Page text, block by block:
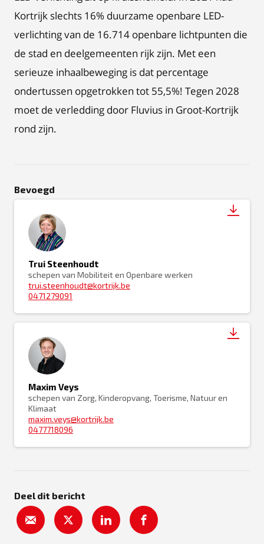
Kortrijk slechts 16% duurzame openbare LED-
verlichting van de 16.714 openbare lichtpunten die
de stad en deelgemeenten rijk zijn. Met een
serieuze inhaalbeweging is dat percentage
ondertussen opgetrokken tot 55,5%! Tegen 2028
moet de verledding door Fluvius in Groot-Kortrijk
rond zijn.
Bevoegd
Trui Steenhoudt
schepen van Mobiliteit en Openbare werken
trui.steenhoudt@kortrijk.be
0471279091
Maxim Veys
schepen van Zorg, Kinderopvang, Toerisme, Natuur en
Klimaat
maxim.veys@kortrijk.be
0477718096
Deel dit bericht